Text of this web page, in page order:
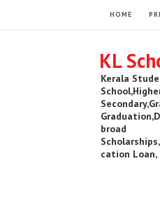
HOME
KL
Kerala
broad
cation Loan,